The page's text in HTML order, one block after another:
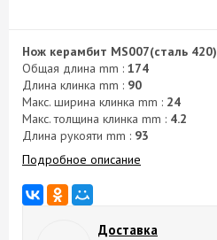
Нож керамбит MS007(сталь 420)
Общая длина mm : 174
Длина клинка mm : 90
Макс. ширина клинка mm : 24
Макс. толщина клинка mm : 4.2
Длина рукояти mm : 93
Подробное описание
Доставка